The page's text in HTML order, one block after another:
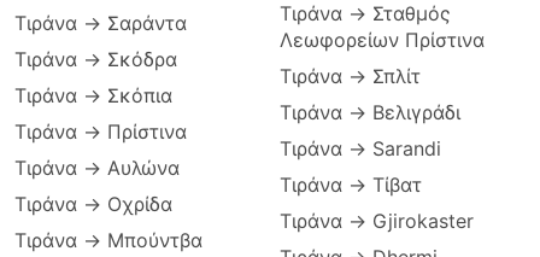
Τιράνα → Σαράντα
Τιράνα → Σκόδρα
Τιράνα → Σκόπια
Τιράνα → Πρίστινα
Τιράνα → Αυλώνα
Τιράνα → Οχρίδα
Τιράνα → Μπούντβα
Τιράνα → Σταθμός
Λεωφορείων Πρίστινα
Τιράνα → Σπλίτ
Τιράνα → Βελιγράδι
Τιράνα → Sarandi
Τιράνα → Τίβατ
Τιράνα → Gjirokaster